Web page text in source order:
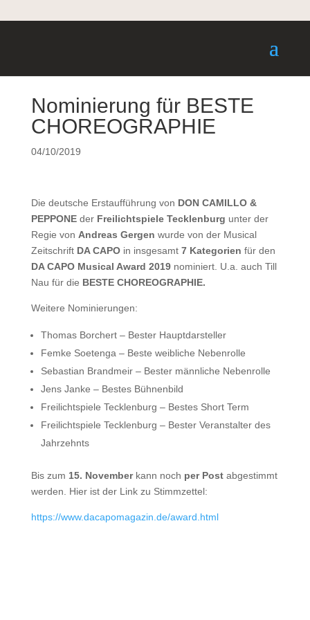
Nominierung für BESTE
CHOREOGRAPHIE
04/10/2019
Die deutsche Erstaufführung von DON CAMILLO &
PEPPONEder Freilichtspiele Tecklenburg unter der
Regie von Andreas Gergen wurde von der Musical
Zeitschrift DA CAPOin insgesamt7 Kategorien für den
DA CAPO Musical Award 2019 nominiert. U.a. auch Till
Nau für die BESTE CHOREOGRAPHIE.
Weitere Nominierungen:
Thomas Borchert – Bester Hauptdarsteller
Femke Soetenga – Beste weibliche Nebenrolle
Sebastian Brandmeir – Bester männliche Nebenrolle
Jens Janke – Bestes Bühnenbild
Freilichtspiele Tecklenburg – Bestes Short Term
Freilichtspiele Tecklenburg – Bester Veranstalter des
Jahrzehnts
Bis zum 15. Novemberkann noch per Postabgestimmt
werden. Hier ist der Link zu Stimmzettel:
https://www.dacapomagazin.de/award.html